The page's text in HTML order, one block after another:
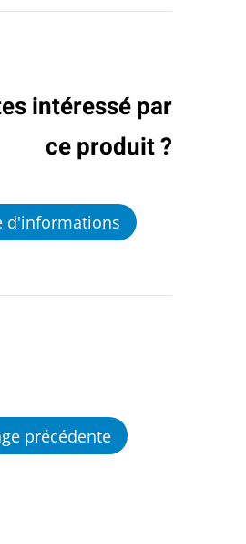
intéressé par
ce produit ?
d'informations
précédente